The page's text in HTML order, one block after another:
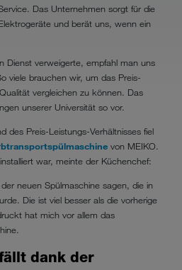
Das Unternehmen sorgt für die
und berät uns, wenn ein
Dienst verweigerte, empfahl man uns
viele brauchen wir, um das Preis-
vergleichen zu können. Das
unserer Universität so vor.
des Preis-Leistungs-Verhältnisses fiel
von MEIKO.
war, meinte der Küchenchef:
neuen Spülmaschine sagen, die in
Die ist viel besser als die vorherige
hat mich vor allem das
dank der